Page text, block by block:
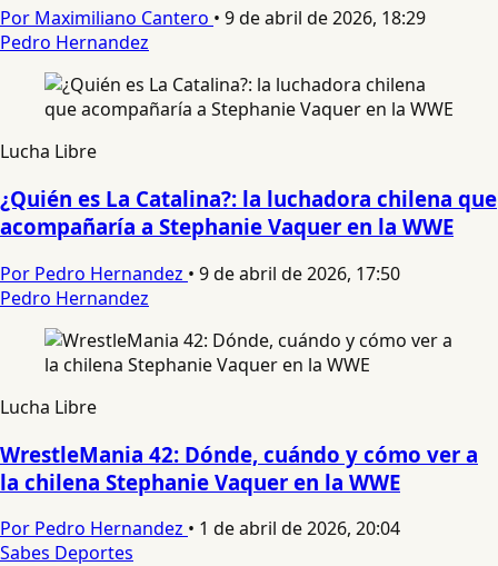
Por Maximiliano Cantero • 9 de abril de 2026, 18:29
Pedro Hernandez
Lucha Libre
¿Quién es La Catalina?: la luchadora chilena que
acompañaría a Stephanie Vaquer en la WWE
Por Pedro Hernandez • 9 de abril de 2026, 17:50
Pedro Hernandez
Lucha Libre
WrestleMania 42: Dónde, cuándo y cómo ver a
la chilena Stephanie Vaquer en la WWE
Por Pedro Hernandez • 1 de abril de 2026, 20:04
Sabes Deportes